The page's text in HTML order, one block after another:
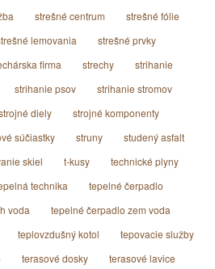
strešné centrum
strešné fólie
lemovania
strešné prvky
firma strechy
strihanie
strihanie psov
strihanie stromov
diely
strojné komponenty
súčiastky struny
studený asfalt
skiel t-kusy
technické plyny
technika
tepelné čerpadlo
voda
tepelné čerpadlo zem voda
teplovzdušný kotol
tepovacie služby
terasové dosky
terasové lavice